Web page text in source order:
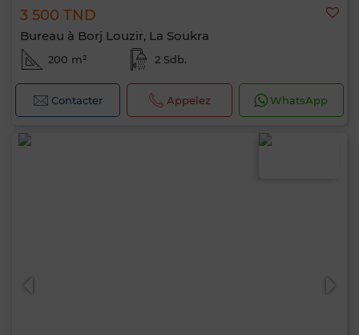
3 500 TND
Bureau à Borj Louzir, La Soukra
200 m² 2 Sdb.
Contacter Appelez WhatsApp